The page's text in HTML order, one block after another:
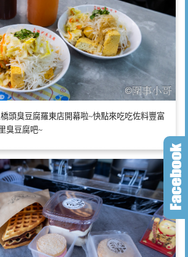
頭臭豆腐羅東店開幕啦~快點來吃吃佐料豐富
臭豆腐吧~